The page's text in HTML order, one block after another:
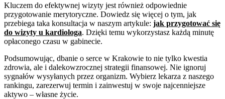
Kluczem do efektywnej wizyty jest również odpowiednie
przygotowanie merytoryczne. Dowiedz się więcej o tym, jak
przebiega taka konsultacja w naszym artykule: jak przygotować się
do wizyty u kardiologa. Dzięki temu wykorzystasz każdą minutę
opłaconego czasu w gabinecie.
Podsumowując, dbanie o serce w Krakowie to nie tylko kwestia
zdrowia, ale i dalekowzrocznej strategii finansowej. Nie ignoruj
sygnałów wysyłanych przez organizm. Wybierz lekarza z naszego
rankingu, zarezerwuj termin i zainwestuj w swoje najcenniejsze
aktywo – własne życie.